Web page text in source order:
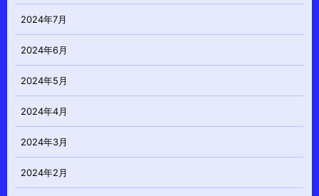
2024年7月
2024年6月
2024年5月
2024年4月
2024年3月
2024年2月